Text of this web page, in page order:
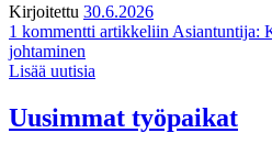
Kirjoitettu 30.6.2026
1 kommentti artikkeliin Asiantuntija:
johtaminen
Lisää uutisia
Uusimmat työpaikat